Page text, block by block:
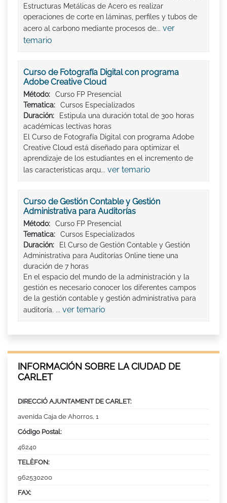
Estructuras Metálicas de Acero es realizar
operaciones de corte en láminas, perfiles y tubos de
acero al carbono mediante procesos de... ver
temario
Curso de Fotografía Digital con programa
Adobe Creative Cloud
Método:
Curso FP Presencial
Tematica:
Cursos Especializados
Duración:
Estipula una duración total de 300 horas
académicas lectivas horas
El Curso de Fotografía Digital con programa Adobe
Creative Cloud está diseñado para optimizar el
aprendizaje de los estudiantes en el incremento de
las características arqu... ver temario
Curso de Gestión Contable y Gestión
Administrativa para Auditorías
Método:
Curso FP Presencial
Tematica:
Cursos Especializados
Duración:
El Curso de Gestión Contable y Gestión
Administrativa para Auditorías Online tiene una
duración de 7 horas
En el espacio del mundo de la administración y la
gestión es necesario conocer los diferentes campos
de la gestión contable y gestión administrativa para
auditoría. ... ver temario
INFORMACIÓN SOBRE LA CIUDAD DE
CARLET
DIRECCIÓ AJUNTAMENT DE CARLET:
avenida Caja de Ahorros, 1
Código Postal:
46240
TELÈFON:
962530200
FAX: